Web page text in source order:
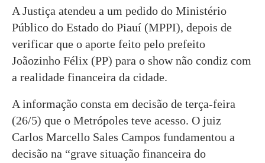
A Justiça atendeu a um pedido do Ministério
Público do Estado do Piauí (MPPI), depois de
verificar que o aporte feito pelo prefeito
Joãozinho Félix (PP) para o show não condiz com
a realidade financeira da cidade.
A informação consta em decisão de terça-feira
(26/5) que o Metrópoles teve acesso. O juiz
Carlos Marcello Sales Campos fundamentou a
decisão na “grave situação financeira do